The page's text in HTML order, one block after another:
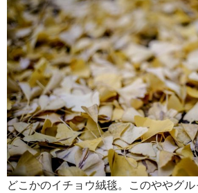
どこかのイチョウ絨毯。このややグ